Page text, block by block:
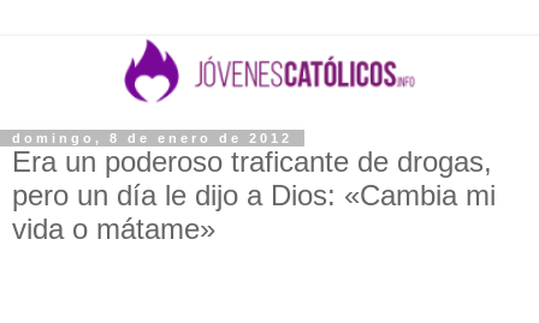
domingo, 8 de enero de 2012
Era un poderoso traficante de drogas,
pero un día le dijo a Dios: «Cambia mi
vida o mátame»